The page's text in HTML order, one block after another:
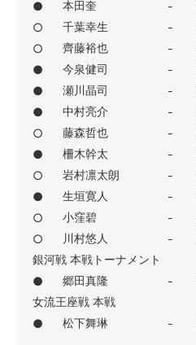
●
本田奎 -
○
千葉幸生 -
○
齊藤裕也 -
●
今泉健司 -
●
瀬川晶司 -
●
中村亮介 -
○
藤森哲也 -
●
柵木幹太 -
○
岩村凛太朗 -
●
生垣寛人 -
○
小窪碧 -
○
川村悠人 -
銀河戦 本戦トーナメント
●
郷田真隆 -
女流王座戦 本戦
●
松下舞琳 -